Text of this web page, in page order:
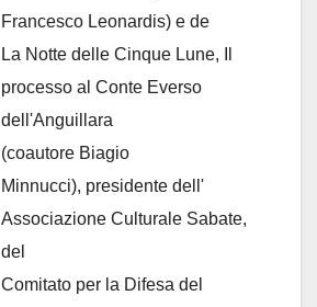
Francesco Leonardis) e de
La Notte delle Cinque Lune, Il
processo al Conte Everso
dell'Anguillara
(coautore Biagio
Minnucci), presidente dell'
Associazione Culturale Sabate,
del
Comitato per la Difesa del